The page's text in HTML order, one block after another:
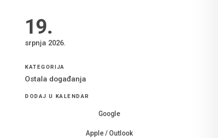
19.
srpnja 2026.
KATEGORIJA
Ostala događanja
DODAJ U KALENDAR
Google
Apple / Outlook